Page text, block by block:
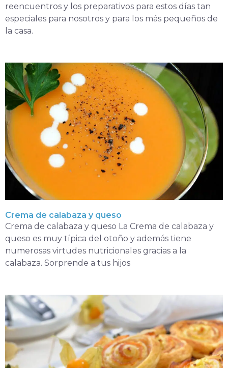
reencuentros y los preparativos para estos días tan
especiales para nosotros y para los más pequeños de
la casa.
Crema de calabaza y queso
Crema de calabaza y queso La Crema de calabaza y
queso es muy típica del otoño y además tiene
numerosas virtudes nutricionales gracias a la
calabaza. Sorprende a tus hijos